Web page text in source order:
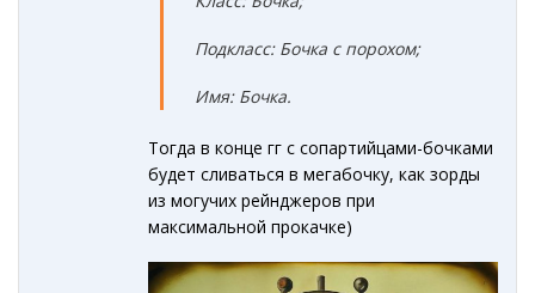
Подкласс: Бочка с порохом;
Имя: Бочка.
Тогда в конце гг с сопартийцами-бочками
будет сливаться в мегабочку, как зорды
из могучих рейнджеров при
максимальной прокачке)